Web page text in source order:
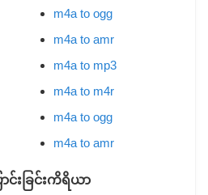
m4a to ogg
m4a to amr
m4a to mp3
m4a to m4r
m4a to ogg
m4a to amr
င်းခြင်းကိရိယာ